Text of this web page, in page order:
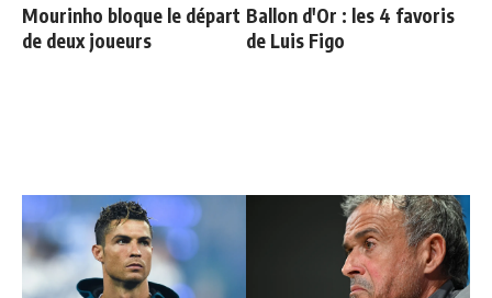
Mourinho bloque le départ
de deux joueurs
Ballon d'Or : les 4 favoris
de Luis Figo